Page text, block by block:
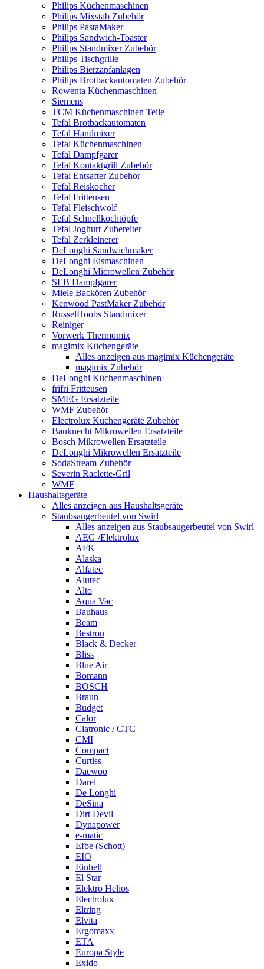
Philips Küchenmaschinen
Philips Mixstab Zubehör
Philips PastaMaker
Philips Sandwich-Toaster
Philips Standmixer Zubehör
Philips Tischgrille
Philips Bierzapfanlagen
Philips Brotbackautomaten Zubehör
Rowenta Küchenmaschinen
Siemens
TCM Küchenmaschinen Teile
Tefal Brotbackautomaten
Tefal Handmixer
Tefal Küchenmaschinen
Tefal Dampfgarer
Tefal Kontaktgrill Zubehör
Tefal Entsafter Zubehör
Tefal Reiskocher
Tefal Fritteusen
Tefal Fleischwolf
Tefal Schnellkochtöpfe
Tefal Joghurt Zubereiter
Tefal Zerkleinerer
DeLonghi Sandwichmaker
DeLonghi Eismaschinen
DeLonghi Microwellen Zubehör
SEB Dampfgarer
Miele Backöfen Zubehör
Kenwood PastMaker Zubehör
RusselHoobs Standmixer
Reiniger
Vorwerk Thermomix
magimix Küchengeräte
Alles anzeigen aus magimix Küchengeräte
magimix Zubehör
DeLonghi Küchenmaschinen
frifri Fritteusen
SMEG Ersatzteile
WMF Zubehör
Electrolux Küchengeräte Zubehör
Bauknecht Mikrowellen Ersatzteile
Bosch Mikrowellen Ersatzteile
DeLonghi Mikrowellen Ersatzteile
SodaStream Zubehör
Severin Raclette-Gril
WMF
Haushaltsgeräte
Alles anzeigen aus Haushaltsgeräte
Staubsaugerbeutel von Swirl
Alles anzeigen aus Staubsaugerbeutel von Swirl
AEG /Elektrolux
AFK
Alaska
Alfatec
Alutec
Alto
Aqua Vac
Bauhaus
Beam
Bestron
Black & Decker
Bliss
Blue Air
Bomann
BOSCH
Braun
Budget
Calor
Clatronic / CTC
CMI
Compact
Curtiss
Daewoo
Darel
De Longhi
DeSina
Dirt Devil
Dynapower
e-matic
Efbe (Schott)
EIO
Einhell
El Star
Elektro Helios
Electrolux
Eltring
Elvita
Ergomaxx
ETA
Europa Style
Exido